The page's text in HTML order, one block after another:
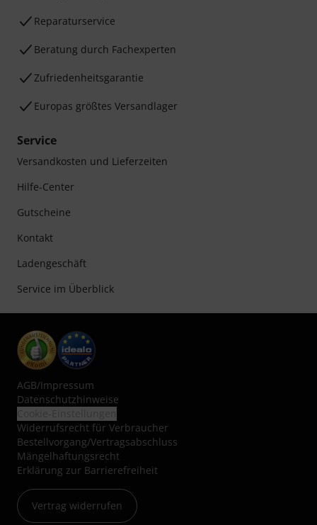
Reparaturservice
Beratung durch Fachexperten
Zufriedenheitsgarantie
Europas größtes Versandlager
Service
Versandkosten und Lieferzeiten
Hilfe-Center
Gutscheine
Kontakt
Ladengeschäft
Service im Überblick
AGB/Impressum
Datenschutzhinweise
Widerrufsrecht für Verbraucher
Bestellvorgang/Vertragsabschluss
Mängelhaftungsrecht
Erklärung zur Barrierefreiheit
Vertrag widerrufen